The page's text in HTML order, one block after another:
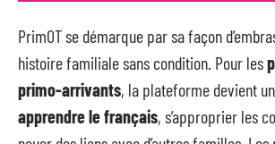
PrimOT se démarque par sa façon
histoire familiale sans condition. Pour les
primo-arrivants, la plateforme devient
apprendre le français, s’approprier les